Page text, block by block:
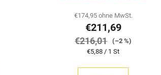
€174,95 ohne MwSt.
€211,69
€216,01
(–2 %)
Verkaufspreis:
€5,88 / 1 St